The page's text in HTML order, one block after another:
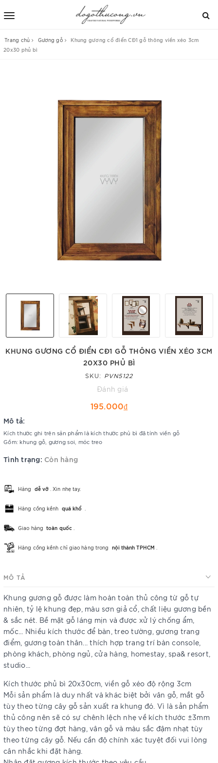
Trang chủ Gương gỗ
Khung gương cổ điển CĐ1 gỗ thông viền xéo 3cm
20x30 phủ bì
KHUNG GƯƠNG CỔ ĐIỂN CĐ1 GỖ THÔNG VIỀN XÉO 3CM
20X30 PHỦ BÌ
SKU: PVN5122
Đánh giá
195.000₫
Mô tả:
Kích thước ghi trên sản phẩm là kích thước phủ bì đã tính viền gỗ
Gồm: khung gỗ, gương soi, móc treo
Tình trạng: Còn hàng
Hàng dễ vỡ . Xin nhẹ tay.
Hàng cồng kềnh quá khổ
Giao hàng toàn quốc
Hàng cồng kềnh chỉ giao hàng trong nội thành TPHCM
MÔ TẢ
Khung gương gỗ được làm hoàn toàn thủ công từ gỗ tự
nhiên, tỷ lệ khung đẹp, màu sơn giả cổ, chất liệu gương bền
& sắc nét. Bề mặt gỗ láng mịn và được xử lý chống ẩm,
mốc... Nhiều kích thước để bàn, treo tường, gương trang
điểm, gương toàn thân... thích hợp trang trí bàn console,
phòng khách, phòng ngủ, cửa hàng, homestay, spa& resort,
studio...
Kích thước phủ bì 20x30cm, viền gỗ xéo độ rộng 3cm
Mỗi sản phẩm là duy nhất và khác biệt bởi vân gỗ, mắt gỗ
tùy theo từng cây gỗ sản xuất ra khung đó. Vì là sản phẩm
thủ công nên sẽ có sự chênh lệch nhẹ về kích thước ±3mm
tùy theo từng đợt hàng, vân gỗ và màu sắc đậm nhạt tùy
theo từng cây gỗ. Nếu cần độ chính xác tuyệt đối vui lòng
cân nhắc khi đặt hàng.